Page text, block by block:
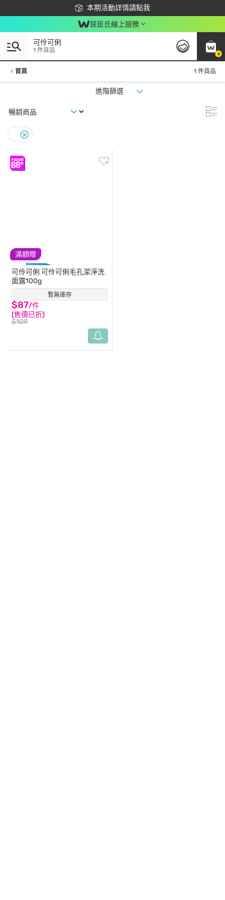
本期活動詳情請點我
下載app最高回饋$350
屈臣氏線上服務
0
可伶可俐
1 件貨品
首頁 1 件貨品
進階篩選
滿額贈
暫無庫存
可伶可俐 可伶可俐毛孔潔淨洗
面露100g
$87/件
(售價已折)
$109
(14)